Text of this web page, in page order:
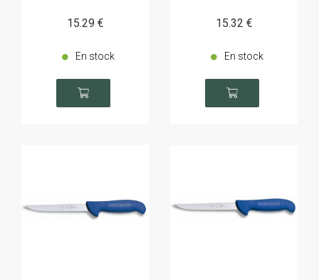
15.29 €
En stock
15.32 €
En stock